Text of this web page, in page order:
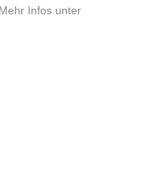
Infos unter